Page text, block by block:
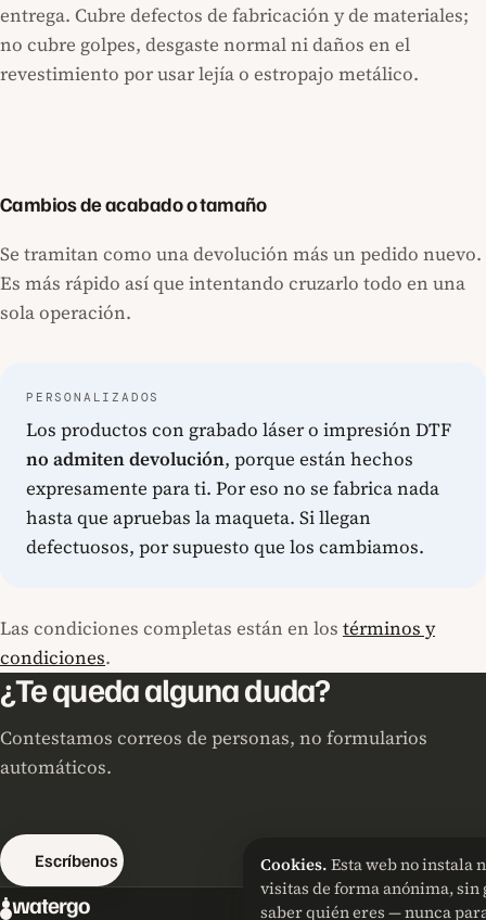
entrega. Cubre defectos de fabricación y de materiales;
no cubre golpes, desgaste normal ni daños en el
revestimiento por usar lejía o estropajo metálico.
Cambios de acabado o tamaño
Se tramitan como una devolución más un pedido nuevo.
Es más rápido así que intentando cruzarlo todo en una
sola operación.
PERSONALIZADOS
Los productos con grabado láser o impresión DTF
no admiten devolución, porque están hechos
expresamente para ti. Por eso no se fabrica nada
hasta que apruebas la maqueta. Si llegan
defectuosos, por supuesto que los cambiamos.
Las condiciones completas están en los términos y
condiciones.
¿Te queda alguna duda?
Contestamos correos de personas, no formularios
automáticos.
Escríbenos
watergo
Cookies. Esta web no instala
visitas de forma anónima,
saber quién eres — nunca